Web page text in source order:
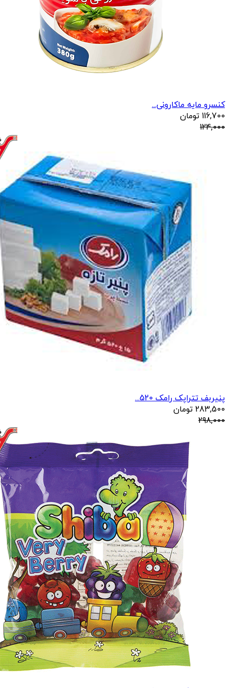
کنسرو مایه ماکارونی...
116,700 تومان
124,000
پنیربف تتراپک رامک 520...
283,500 تومان
298,000